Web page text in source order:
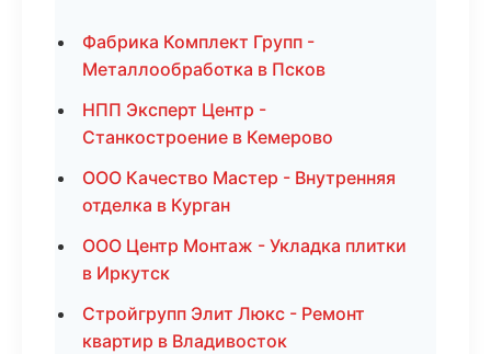
Фабрика Комплект Групп -
Металлообработка в Псков
НПП Эксперт Центр -
Станкостроение в Кемерово
ООО Качество Мастер - Внутренняя
отделка в Курган
ООО Центр Монтаж - Укладка плитки
в Иркутск
Стройгрупп Элит Люкс - Ремонт
квартир в Владивосток